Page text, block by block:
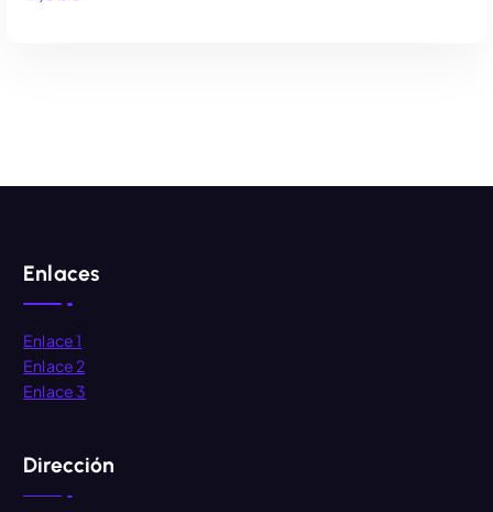
Enlaces
Enlace 1
Enlace 2
Enlace 3
Dirección